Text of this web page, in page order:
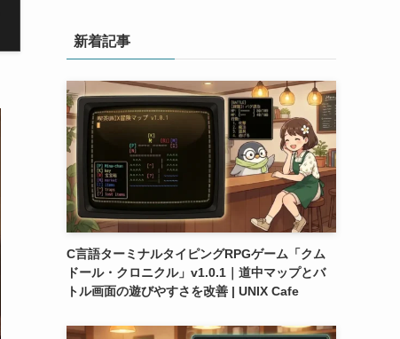
新着記事
C言語ターミナルタイピングRPGゲーム「クム
ドール・クロニクル」v1.0.1｜道中マップとバ
トル画面の遊びやすさを改善 | UNIX Cafe